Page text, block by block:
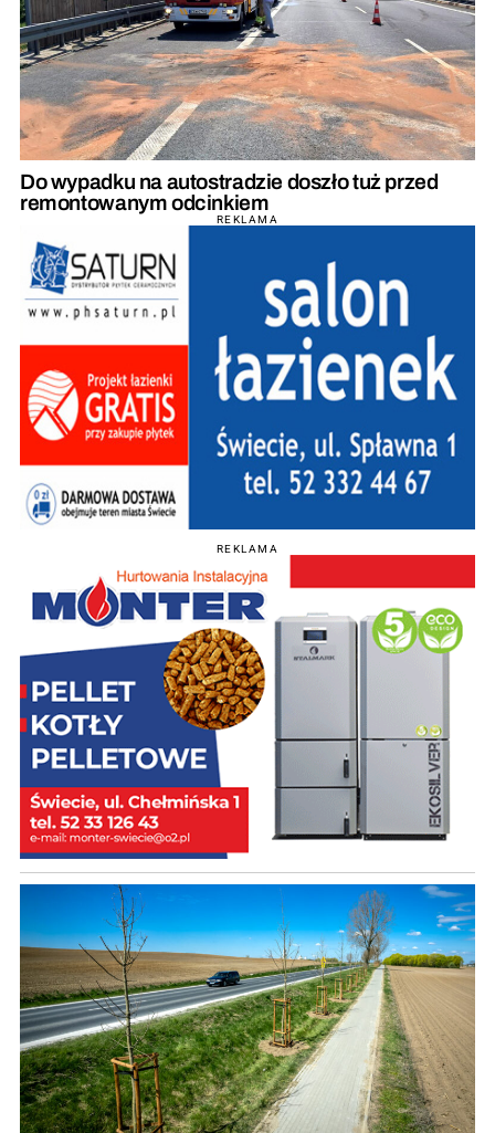
Do wypadku na autostradzie doszło tuż przed
remontowanym odcinkiem
REKLAMA
REKLAMA